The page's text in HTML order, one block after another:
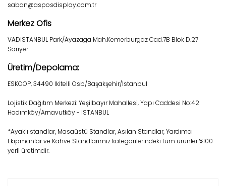
saban@asposdisplay.com.tr
Merkez Ofis
VADISTANBUL Park/Ayazaga Mah.Kemerburgaz Cad.7B Blok D.27
Sarıyer
Üretim/Depolama:
ESKOOP, 34490 İkitelli Osb/Başakşehir/İstanbul
Lojistik Dağıtım Merkezi: Yeşilbayır Mahallesi, Yapı Caddesi No:42
Hadımköy/Arnavutköy - ISTANBUL
*Ayaklı standlar, Masaüstü Standlar, Asılan Standlar, Yardımcı
Ekipmanlar ve Kahve Standlarımız kategorilerindeki tüm ürünler %100
yerli üretimdir.